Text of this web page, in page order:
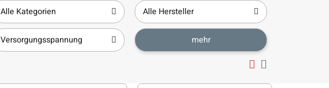
Alle Kategorien Alle Hersteller
Versorgungsspannung mehr